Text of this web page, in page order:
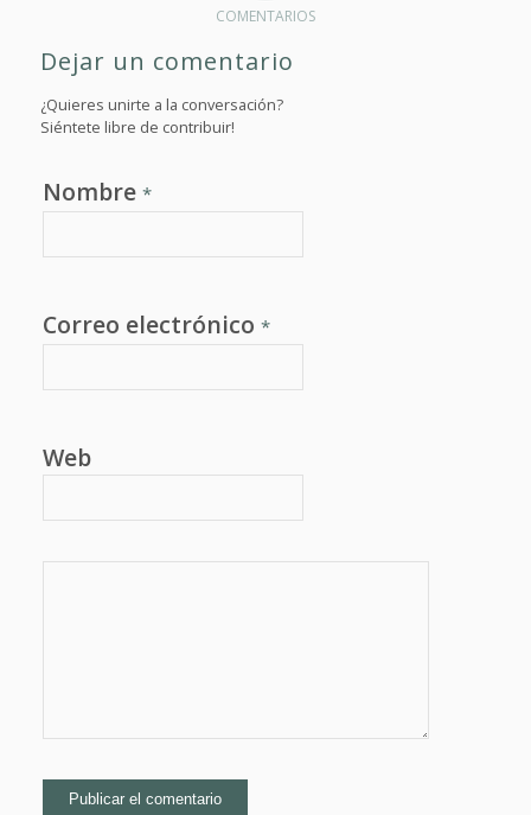
COMENTARIOS
Dejar un comentario
¿Quieres unirte a la conversación?
Siéntete libre de contribuir!
Nombre *
Correo electrónico *
Web